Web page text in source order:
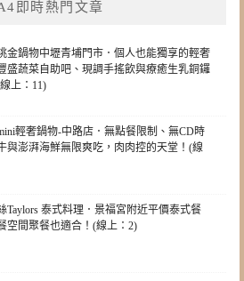
即時熱門文章
金鍋物中壢青埔門市．個人也能獨享的輕奢
盛蔬菜自助吧、現調手搖飲與療癒生乳銅鑼
上：11)
輕奢鍋物-中路店．無點餐限制、無CD時
與澎湃海鮮無限爽吃，肉肉控的天堂！(線
Taylors 泰式料理．景福宮附近平價泰式餐
空間聚餐也適合！(線上：2)